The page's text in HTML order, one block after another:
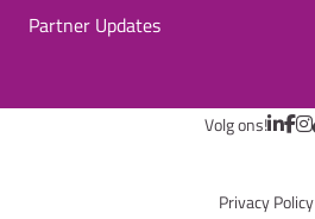
Partner Updates
Volg ons!
Privacy Policy